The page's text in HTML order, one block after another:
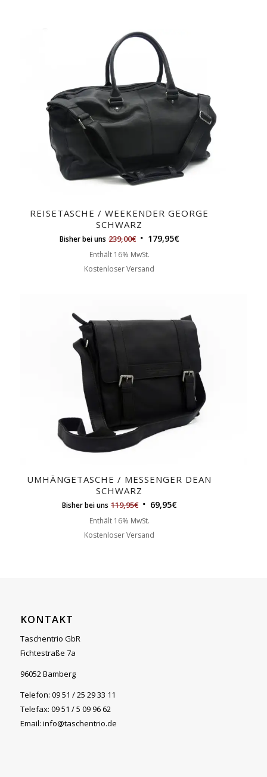
REISETASCHE / WEEKENDER GEORGE
SCHWARZ
Bisher bei uns 239,00€ 179,95€
Enthält 16% MwSt.
Kostenloser Versand
UMHÄNGETASCHE / MESSENGER DEAN
SCHWARZ
Bisher bei uns 119,95€ 69,95€
Enthält 16% MwSt.
Kostenloser Versand
KONTAKT
Taschentrio GbR
Fichtestraße 7a
96052 Bamberg
Telefon: 09 51 / 25 29 33 11
Telefax: 09 51 / 5 09 96 62
Email: info@taschentrio.de